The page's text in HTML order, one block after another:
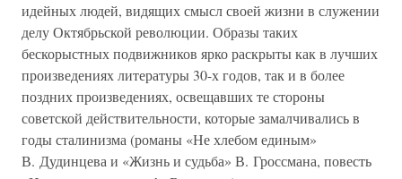
идейных людей, видящих смысл своей жизни в служении
делу Октябрьской революции. Образы таких
бескорыстных подвижников ярко раскрыты как в лучших
произведениях литературы 30-х годов, так и в более
поздних произведениях, освещавших те стороны
советской действительности, которые замалчивались в
годы сталинизма (романы «Не хлебом единым»
В. Дудинцева и «Жизнь и судьба» В. Гроссмана, повесть